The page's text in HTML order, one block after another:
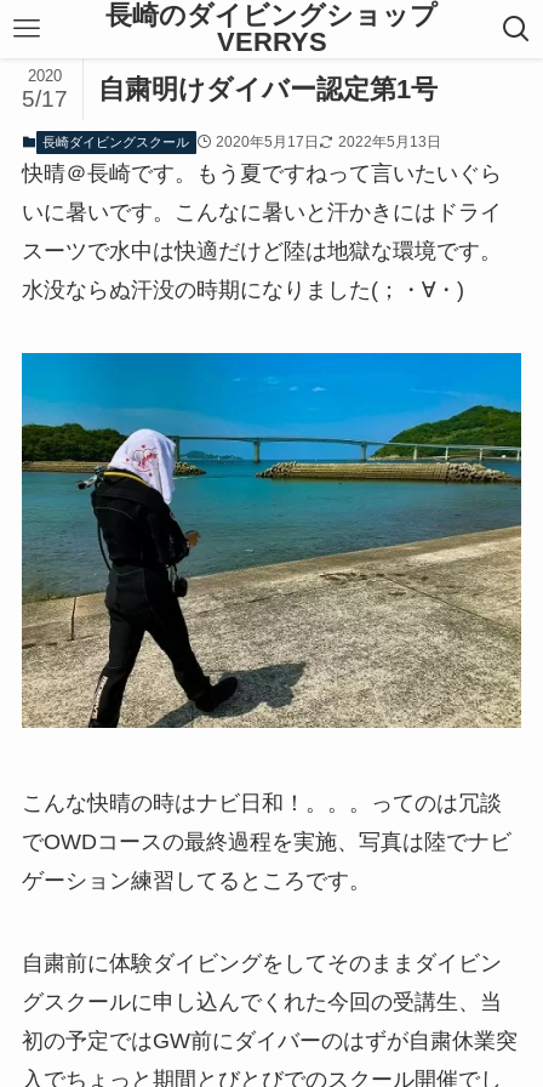
長崎のダイビングショップ
VERRYS
自粛明けダイバー認定第1号
2020
5/17
長崎ダイビングスクール 2020年5月17日 2022年5月13日
快晴＠長崎です。もう夏ですねって言いたいぐら
いに暑いです。こんなに暑いと汗かきにはドライ
スーツで水中は快適だけど陸は地獄な環境です。
水没ならぬ汗没の時期になりました(；・∀・)
こんな快晴の時はナビ日和！。。。ってのは冗談
でOWDコースの最終過程を実施、写真は陸でナビ
ゲーション練習してるところです。
自粛前に体験ダイビングをしてそのままダイビン
グスクールに申し込んでくれた今回の受講生、当
初の予定ではGW前にダイバーのはずが自粛休業突
入でちょっと期間とびとびでのスクール開催でし